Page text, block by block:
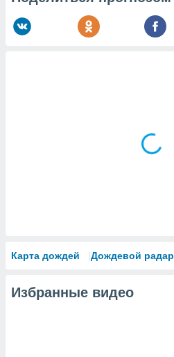
Карта дождей Дождевой радар
Избранные видео